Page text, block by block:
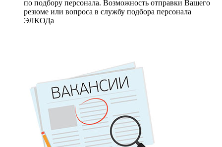
по подбору персонала. Возможность отправки Вашего
резюме или вопроса в службу подбора персонала
ЭЛКОДа